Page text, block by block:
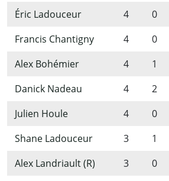
Éric Ladouceur
4 0
Francis Chantigny
4 0
Alex Bohémier
4 1
Danick Nadeau
4 2
Julien Houle
4 0
Shane Ladouceur
3 1
Alex Landriault (R)
3 0